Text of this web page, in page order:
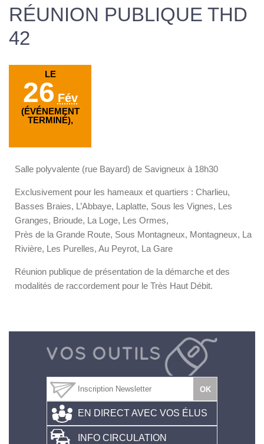
RÉUNION PUBLIQUE THD
42
LE
26 Fév
(ÉVÉNEMENT
TERMINÉ),
Salle polyvalente (rue Bayard) de Savigneux à 18h30
Exclusivement pour les hameaux et quartiers : Charlieu,
Basses Braies, L’Abbaye, Laplatte, Sous les Vignes, Les
Granges, Brioude, La Loge, Les Ormes,
Près de la Grande Route, Sous Montagneux, Montagneux, La
Rivière, Les Purelles, Au Peyrot, La Gare
Réunion publique de présentation de la démarche et des
modalités de raccordement pour le Très Haut Débit.
EN DIRECT AVEC VOS ÉLUS
INFO CIRCULATION